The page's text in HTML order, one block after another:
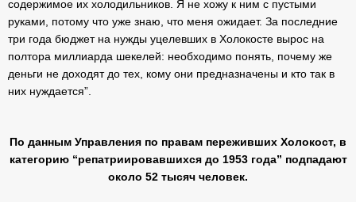
содержимое их холодильников. Я не хожу к ним с пустыми
руками, потому что уже знаю, что меня ожидает. За последние
три года бюджет на нужды уцелевших в Холокосте вырос на
полтора миллиарда шекелей: необходимо понять, почему же
деньги не доходят до тех, кому они предназначены и кто так в
них нуждается”.
По данным Управления по правам переживших Холокост, в
категорию “репатриировавшихся до 1953 года” подпадают
около 52 тысяч человек.